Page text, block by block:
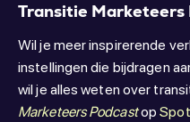
Transitie Marketeers
Wil je meer inspirerende
instellingen die bijdragen
wil je alles weten over
Marketeers Podcastop